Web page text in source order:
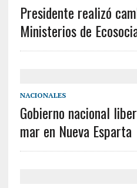
Presidente realizó
Ministerios de
NACIONALES
Gobierno nacional
mar en Nueva Esparta